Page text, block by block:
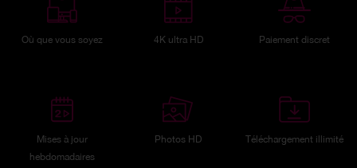
Où que vous soyez 4K ultra HD Paiement discret
Mises à jour
hebdomadaires
Photos HD Téléchargement illimité